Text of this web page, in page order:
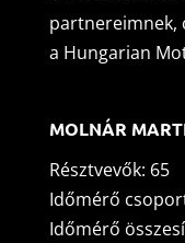
partnereimnek,
a Hungarian
MOLNÁR
Résztvevők: 65
Időmérő
Időmérő